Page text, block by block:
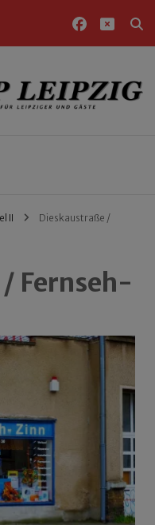
und Gäste
II
Dieskaustraße /
Fernseh-